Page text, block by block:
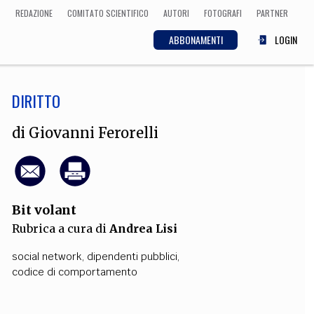
REDAZIONE COMITATO SCIENTIFICO AUTORI FOTOGRAFI PARTNER
ABBONAMENTI LOGIN
ECONOMIA
Biologia, Cifrematica,
CULTURA
Musica,
Letteratura
DIRITTO
di Giovanni Ferorelli
Bit volant
Rubrica a cura di Andrea Lisi
social network, dipendenti pubblici,
codice di comportamento